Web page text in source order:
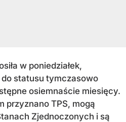
w poniedziałek,
statusu tymczasowo
osiemnaście miesięcy.
przyznano TPS, mogą
Zjednoczonych i są